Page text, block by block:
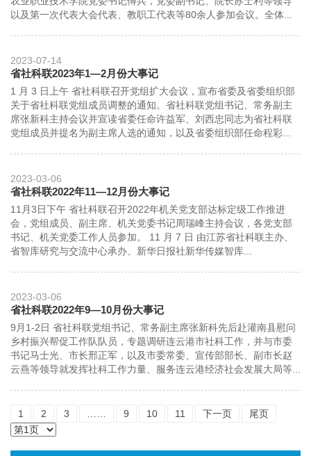
以及第一次代表大会代表、教职工代表等80余人参加会议。全体...
2023-07-14
省社科联2023年1—2月份大事记
1 月 3 日上午 省社科联召开党组扩大会议，宣布省委及省委组织部
关于省社科联党组成员调整的通知。省社科联党组书记、常务副主
席张新科主持会议并宣读省委任命许益军、刘西忠同志为省社科联
党组成员并提名为副主席人选的通知，以及省委组织部任命程彩...
2023-03-06
省社科联2022年11—12月份大事记
11月3日下午 省社科联召开2022年机关党支部达标定级工作推进
会，党组成员、副主席、机关党委书记周瑞峰主持会议，各党支部
书记、机关党委工作人员参加。 11 月 7 日 由江苏省社科联主办、
省智库研究与交流中心承办、新华日报社新华传媒智库...
2023-03-06
省社科联2022年9—10月份大事记
9月1-2日 省社科联党组书记、常务副主席张新科先后赴灌南县慰问
乡村振兴帮促工作队队员，专题调研连云港市社科工作，并与市委
书记马士光、市长邢正军，以及市委常委、宣传部部长、副市长赵
云燕等领导就发挥社科工作力量、服务连云港经济社会发展大局等...
1 2 3 9 10 11 下一页 尾页